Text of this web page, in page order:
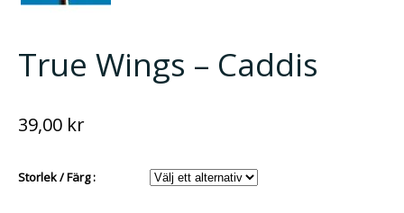
True Wings – Caddis
39,00 kr
Storlek / Färg :